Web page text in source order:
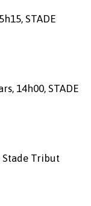
STADE
14h00, STADE
Stade Tribut